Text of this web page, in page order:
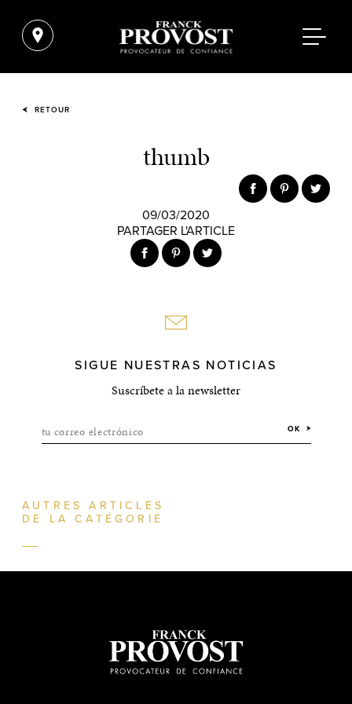
RETOUR
thumb
09/03/2020
PARTAGER L'ARTICLE
SIGUE NUESTRAS NOTICIAS
Suscríbete a la newsletter
tu correo electrónico OK
AUTRES ARTICLES
DE LA CATÉGORIE